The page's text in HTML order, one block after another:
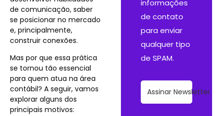
de comunicação, saber
se posicionar no mercado
e, principalmente,
construir conexões.
Mas por que essa prática
se tornou tão essencial
para quem atua na área
contábil? A seguir, vamos
explorar alguns dos
principais motivos:
informações
de contato
para enviar
qualquer tipo
de SPAM.
Assinar Newsletter